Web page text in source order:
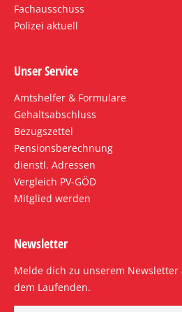
Fachausschuss
Polizei aktuell
Unser Service
Amtshelfer & Formulare
Gehaltsabschluss
Bezugszettel
Pensionsberechnung
dienstl. Adressen
Vergleich PV-GÖD
Mitglied werden
Newsletter
Melde dich zu unserem
dem Laufenden.